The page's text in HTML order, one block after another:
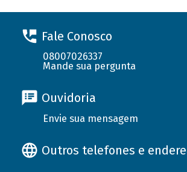
Fale Conosco
08007026337
Mande sua pergunta
Ouvidoria
Envie sua mensagem
Outros telefones e